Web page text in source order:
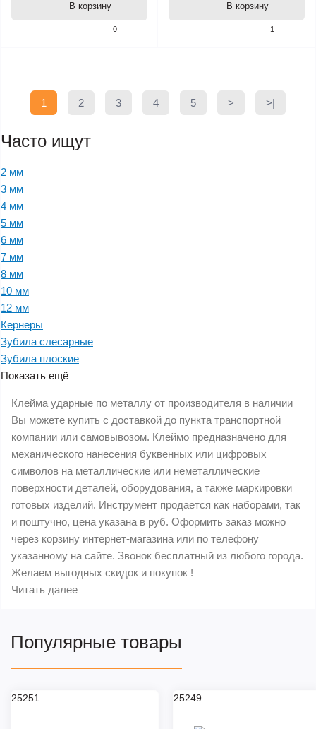
0
В корзину
1
В корзину
1 2 3 4 5 > >|
Часто ищут
2 мм
3 мм
4 мм
5 мм
6 мм
7 мм
8 мм
10 мм
12 мм
Кернеры
Зубила слесарные
Зубила плоские
Показать ещё
Клейма ударные по металлу от производителя в наличии
Вы можете купить с доставкой до пункта транспортной
компании или самовывозом. Клеймо предназначено для
механического нанесения буквенных или цифровых
символов на металлические или неметаллические
поверхности деталей, оборудования, а также маркировки
готовых изделий. Инструмент продается как наборами, так
и поштучно, цена указана в руб. Оформить заказ можно
через корзину интернет-магазина или по телефону
указанному на сайте. Звонок бесплатный из любого города.
Желаем выгодных скидок и покупок !
Читать далее
Популярные товары
25251 25249